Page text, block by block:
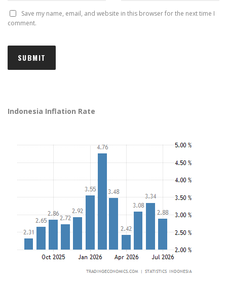
Save my name, email, and website in this browser for the next time I
comment.
Indonesia Inflation Rate